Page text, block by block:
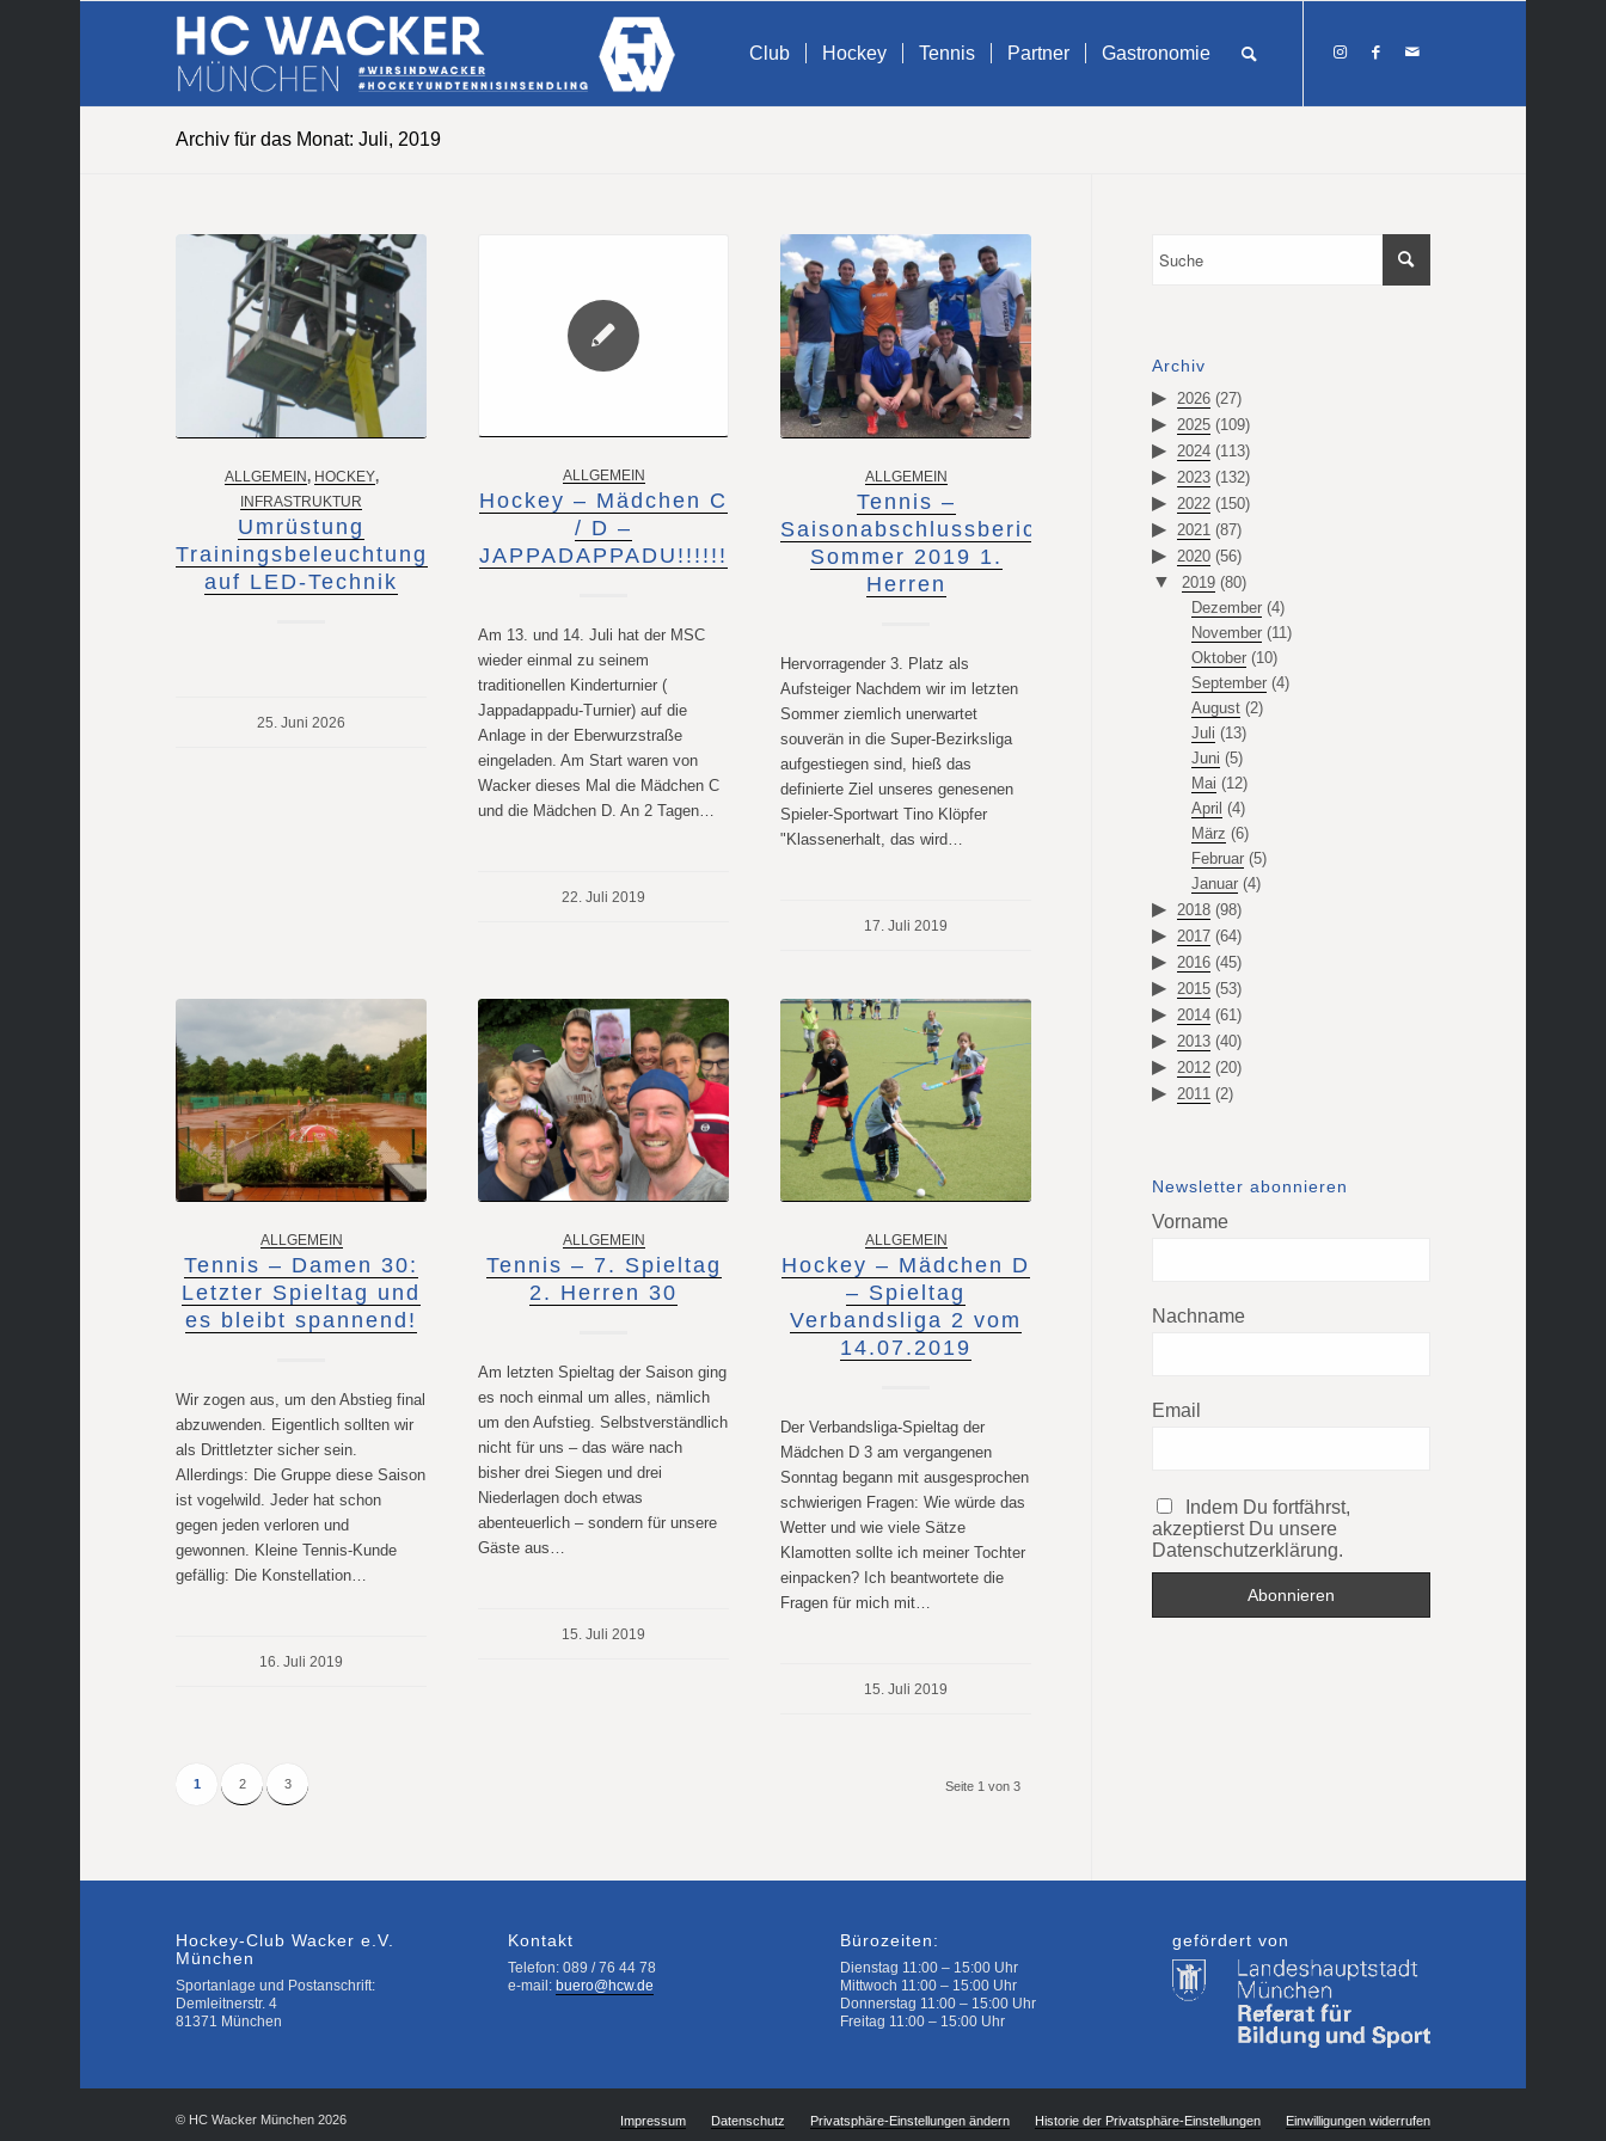
Club Hockey Tennis Partner Gastronomie
Archiv für das Monat: Juli, 2019
ALLGEMEIN, HOCKEY,
INFRASTRUKTUR
Umrüstung
Trainingsbeleuchtung
auf LED-Technik
25. Juni 2026
ALLGEMEIN
Hockey – Mädchen C
/ D –
JAPPADAPPADU!!!!!!
Am 13. und 14. Juli hat der MSC
wieder einmal zu seinem
traditionellen Kinderturnier (
Jappadappadu-Turnier) auf die
Anlage in der Eberwurzstraße
eingeladen. Am Start waren von
Wacker dieses Mal die Mädchen C
und die Mädchen D. An 2 Tagen…
22. Juli 2019
ALLGEMEIN
Tennis –
Saisonabschlussbericht
Sommer 2019 1.
Herren
Hervorragender 3. Platz als
Aufsteiger Nachdem wir im letzten
Sommer ziemlich unerwartet
souverän in die Super-Bezirksliga
aufgestiegen sind, hieß das
definierte Ziel unseres genesenen
Spieler-Sportwart Tino Klöpfer
"Klassenerhalt, das wird…
17. Juli 2019
ALLGEMEIN
Tennis – Damen 30:
Letzter Spieltag und
es bleibt spannend!
Wir zogen aus, um den Abstieg final
abzuwenden. Eigentlich sollten wir
als Drittletzter sicher sein.
Allerdings: Die Gruppe diese Saison
ist vogelwild. Jeder hat schon
gegen jeden verloren und
gewonnen. Kleine Tennis-Kunde
gefällig: Die Konstellation…
16. Juli 2019
ALLGEMEIN
Tennis – 7. Spieltag
2. Herren 30
Am letzten Spieltag der Saison ging
es noch einmal um alles, nämlich
um den Aufstieg. Selbstverständlich
nicht für uns – das wäre nach
bisher drei Siegen und drei
Niederlagen doch etwas
abenteuerlich – sondern für unsere
Gäste aus…
15. Juli 2019
ALLGEMEIN
Hockey – Mädchen D
– Spieltag
Verbandsliga 2 vom
14.07.2019
Der Verbandsliga-Spieltag der
Mädchen D 3 am vergangenen
Sonntag begann mit ausgesprochen
schwierigen Fragen: Wie würde das
Wetter und wie viele Sätze
Klamotten sollte ich meiner Tochter
einpacken? Ich beantwortete die
Fragen für mich mit…
15. Juli 2019
Seite 1 von 3
1 2 3
Archiv
2026 (27)
2025 (109)
2024 (113)
2023 (132)
2022 (150)
2021 (87)
2020 (56)
2019 (80)
Dezember(4)
November(11)
Oktober(10)
September(4)
August(2)
Juli (13)
Juni (5)
Mai (12)
April (4)
März (6)
Februar(5)
Januar(4)
2018 (98)
2017 (64)
2016 (45)
2015 (53)
2014 (61)
2013 (40)
2012 (20)
2011 (2)
Newsletter abonnieren
Vorname
Nachname
Email
Indem Du fortfährst,
akzeptierst Du unsere
Datenschutzerklärung.
Hockey-Club Wacker e.V.
München
Sportanlage und Postanschrift:
Demleitnerstr. 4
81371 München
Kontakt
Telefon: 089 / 76 44 78
e-mail: buero@hcw.de
Bürozeiten:
Dienstag 11:00 – 15:00 Uhr
Mittwoch 11:00 – 15:00 Uhr
Donnerstag 11:00 – 15:00 Uhr
Freitag 11:00 – 15:00 Uhr
gefördert von
© HC Wacker München 2026 Impressum Datenschutz Privatsphäre-Einstellungen ändern Historie der Privatsphäre-Einstellungen Einwilligungen widerrufen